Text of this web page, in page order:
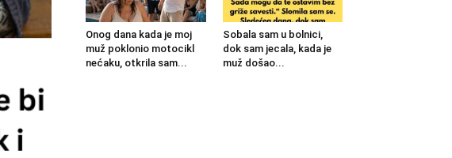
Onog dana kada je moj
muž poklonio motocikl
nećaku, otkrila sam...
Sobala sam u bolnici,
dok sam jecala, kada je
muž došao...